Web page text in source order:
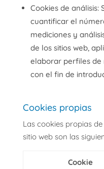
Cookies de análisis:
cuantificar el
mediciones y
de los sitios web,
elaborar perfiles de
con el fin de
Cookies propias
Las cookies propias de
sitio web son las
Cookie